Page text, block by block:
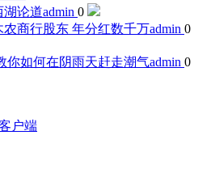
湖论道admin 0
商行股东 年分红数千万admin 0
你如何在阴雨天赶走潮气admin 0
户端